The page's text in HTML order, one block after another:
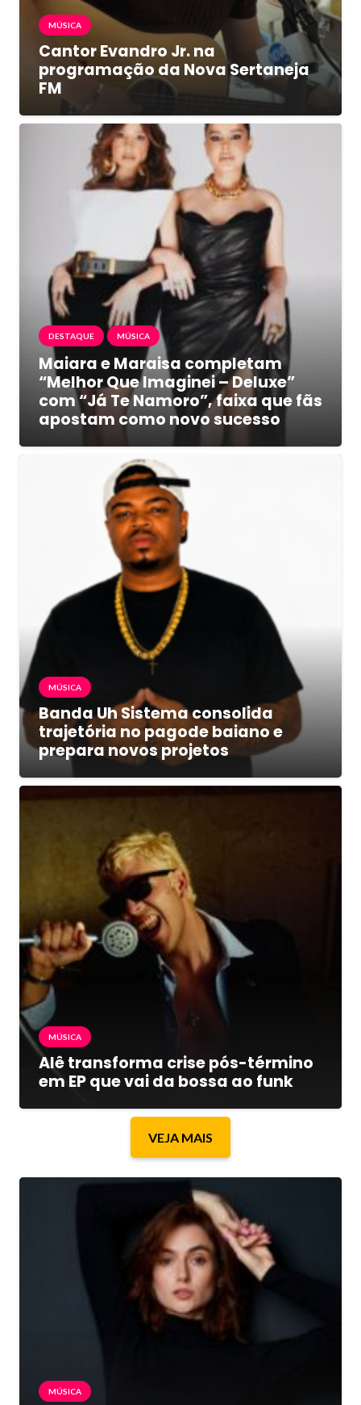
MÚSICA
Cantor Evandro Jr. na
programação da Nova Sertaneja
FM
DESTAQUE MÚSICA
Maiara e Maraisa completam
“Melhor Que Imaginei – Deluxe”
com “Já Te Namoro”, faixa que fãs
apostam como novo sucesso
MÚSICA
Banda Uh Sistema consolida
trajetória no pagode baiano e
prepara novos projetos
MÚSICA
Alê transforma crise pós-término
em EP que vai da bossa ao funk
VEJA MAIS
MÚSICA